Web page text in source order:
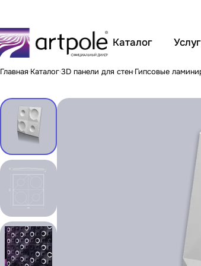
Каталог
Главная Каталог3D панели для стен Гипсовые